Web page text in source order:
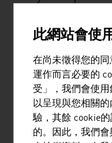
MARK
MARK 擁有 100 多年
的世界領先公司之一。
此網站會使
在尚未徵得您的
運作而言必要的
受」，我們會使用
以呈現與您相關
驗，其餘 cookie
的。因此，我們